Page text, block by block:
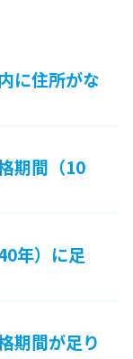
に住所がな
期間（10
年）に足
期間が足り